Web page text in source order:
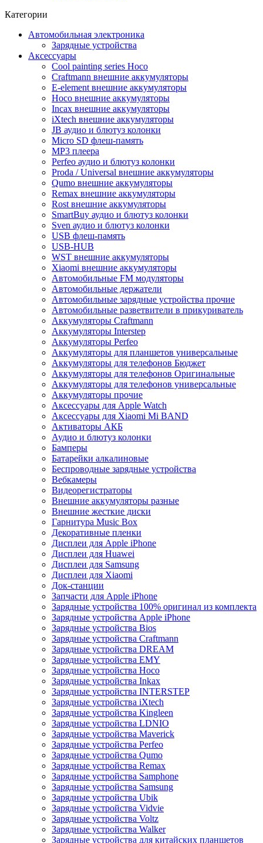
Категории
Автомобильная электроника
Зарядные устройства
Аксессуары
Cool painting series Hoco
Craftmann внешние аккумуляторы
E-element внешние аккумуляторы
Hoco внешние аккумуляторы
Incax внешние аккумуляторы
iXtech внешние аккумуляторы
JB аудио и блютуз колонки
Micro SD флеш-память
MP3 плеера
Perfeo аудио и блютуз колонки
Proda / Universal внешние аккумуляторы
Qumo внешние аккумуляторы
Remax внешние аккумуляторы
Rost внешние аккумуляторы
SmartBuy аудио и блютуз колонки
Sven аудио и блютуз колонки
USB флеш-память
USB-HUB
WST внешние аккумуляторы
Xiaomi внешние аккумуляторы
Автомобильные FM модуляторы
Автомобильные держатели
Автомобильные зарядные устройства прочие
Автомобильные разветвители в прикуриватель
Аккумуляторы Craftmann
Аккумуляторы Interstep
Аккумуляторы Perfeo
Аккумуляторы для планшетов универсальные
Аккумуляторы для телефонов Бюджет
Аккумуляторы для телефонов Оригинальные
Аккумуляторы для телефонов универсальные
Аккумуляторы прочие
Аксессуары для Apple Watch
Аксессуары для Xiaomi Mi BAND
Активаторы АКБ
Аудио и блютуз колонки
Бамперы
Батарейки алкалиновые
Беспроводные зарядные устройства
Вебкамеры
Видеорегистраторы
Внешние аккумуляторы разные
Внешние жесткие диски
Гарнитура Music Box
Декоративные пленки
Дисплеи для Apple iPhone
Дисплеи для Huawei
Дисплеи для Samsung
Дисплеи для Xiaomi
Док-станции
Запчасти для Apple iPhone
Зарядные устройства 100% оригинал из комплекта
Зарядные устройства Apple iPhone
Зарядные устройства Bios
Зарядные устройства Craftmann
Зарядные устройства DREAM
Зарядные устройства EMY
Зарядные устройства Hoco
Зарядные устройства Inkax
Зарядные устройства INTERSTEP
Зарядные устройства iXtech
Зарядные устройства Kingleen
Зарядные устройства LDNIO
Зарядные устройства Maverick
Зарядные устройства Perfeo
Зарядные устройства Qumo
Зарядные устройства Remax
Зарядные устройства Samphone
Зарядные устройства Samsung
Зарядные устройства Ubik
Зарядные устройства Vidvie
Зарядные устройства Voltz
Зарядные устройства Walker
Зарядные устройства для китайских планшетов